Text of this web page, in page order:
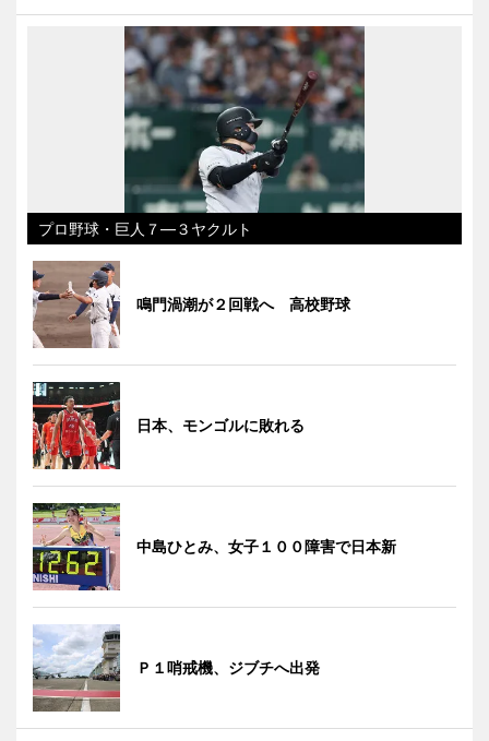
プロ野球・巨人７―３ヤクルト
鳴門渦潮が２回戦へ 高校野球
日本、モンゴルに敗れる
中島ひとみ、女子１００障害で日本新
Ｐ１哨戒機、ジブチへ出発